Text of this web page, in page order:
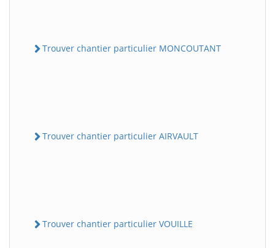
Trouver chantier particulier MONCOUTANT
Trouver chantier particulier AIRVAULT
Trouver chantier particulier VOUILLE